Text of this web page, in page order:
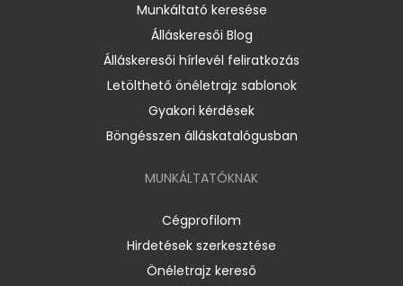
Munkáltató keresése
Álláskeresői Blog
Álláskeresői hírlevél feliratkozás
Letölthető önéletrajz sablonok
Gyakori kérdések
Böngésszen álláskatalógusban
MUNKÁLTATÓKNAK
Cégprofilom
Hirdetések szerkesztése
Önéletrajz kereső